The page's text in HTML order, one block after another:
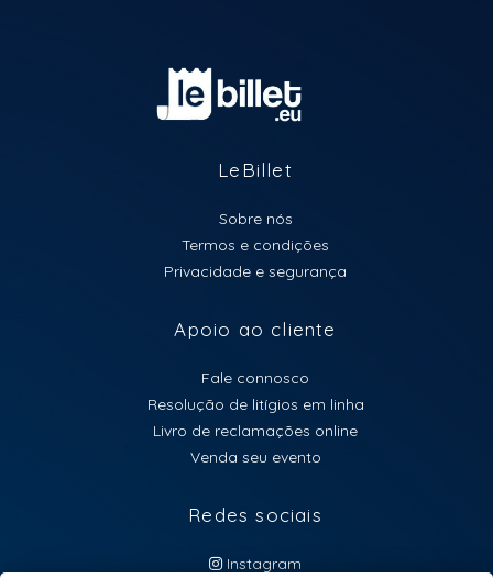
LeBillet
Sobre nós
Termos e condições
Privacidade e segurança
Apoio ao cliente
Fale connosco
Resolução de litígios em linha
Livro de reclamações online
Venda seu evento
Redes sociais
Instagram